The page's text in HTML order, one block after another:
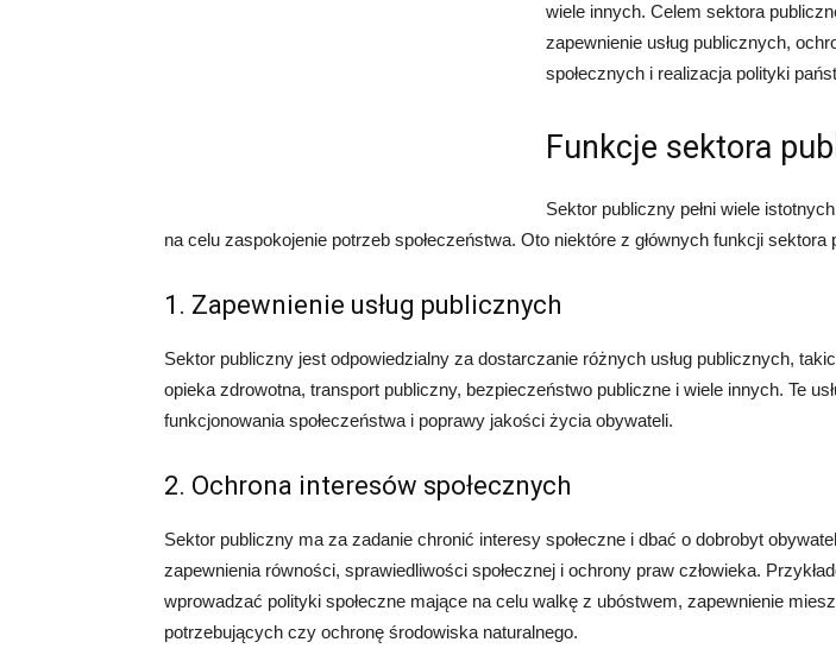
wiele innych. Celem sektora
zapewnienie usług publicznych,
społecznych i realizacja polityki
Funkcje sektora
Sektor publiczny pełni wiele
na celu zaspokojenie potrzeb społeczeństwa. Oto niektóre z głównych funkcji sektora
1. Zapewnienie usług publicznych
Sektor publiczny jest odpowiedzialny za dostarczanie różnych usług publicznych,
opieka zdrowotna, transport publiczny, bezpieczeństwo publiczne i wiele innych. Te
funkcjonowania społeczeństwa i poprawy jakości życia obywateli.
2. Ochrona interesów społecznych
Sektor publiczny ma za zadanie chronić interesy społeczne i dbać o dobrobyt
zapewnienia równości, sprawiedliwości społecznej i ochrony praw człowieka.
wprowadzać polityki społeczne mające na celu walkę z ubóstwem, zapewnienie
potrzebujących czy ochronę środowiska naturalnego.